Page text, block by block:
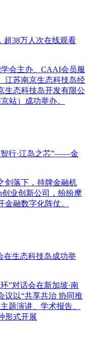
超38万人次在线观看
会主办、CAAI会员服
江苏南京生态科技岛经
生态科技岛开发有限公
站）成功举办。
智行·江岛之芯”——金
剑落下，持牌金融机
创业创新公司，纷纷摩
融数字化阵仗。
在生态科技岛成功举
”对话会在新加坡·南
议以“共享共治 协同推
题演讲、学术报告、
形式开展